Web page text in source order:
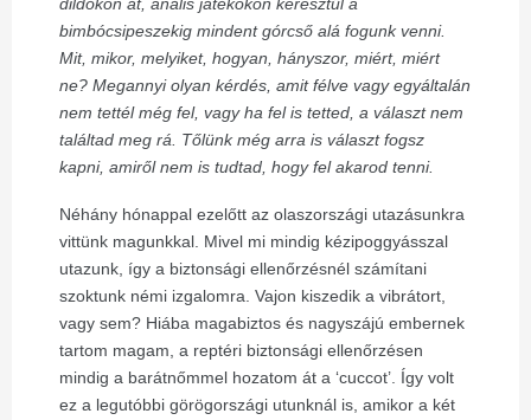
bimbócsipeszekig mindent górcső alá fogunk venni.
Mit, mikor, melyiket, hogyan, hányszor, miért, miért
ne? Megannyi olyan kérdés, amit félve vagy egyáltalán
nem tettél még fel, vagy ha fel is tetted, a választ nem
találtad meg rá. Tőlünk még arra is választ fogsz
kapni, amiről nem is tudtad, hogy fel akarod tenni.
Néhány hónappal ezelőtt az olaszországi utazásunkra
vittünk magunkkal. Mivel mi mindig kézipoggyásszal
utazunk, így a biztonsági ellenőrzésnél számítani
szoktunk némi izgalomra. Vajon kiszedik a vibrátort,
vagy sem? Hiába magabiztos és nagyszájú embernek
tartom magam, a reptéri biztonsági ellenőrzésen
mindig a barátnőmmel hozatom át a ‘cuccot’. Így volt
ez a legutóbbi görögországi utunknál is, amikor a két